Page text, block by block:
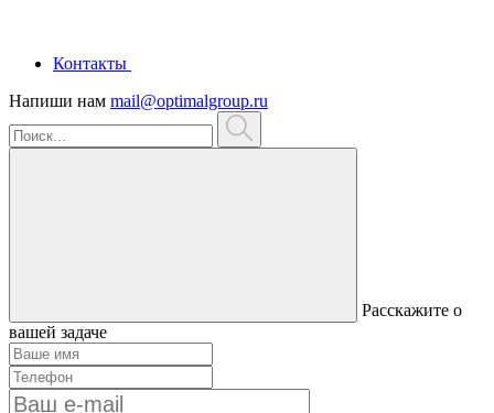
Контакты
Напиши нам mail@optimalgroup.ru
Расскажите о
вашей задаче